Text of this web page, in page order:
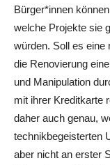
Bürger*innen
welche Projekte sie
würden. Soll es eine
die Renovierung
und Manipulation
mit ihrer Kreditkarte
daher auch genau,
technikbegeisterten
aber nicht an erster